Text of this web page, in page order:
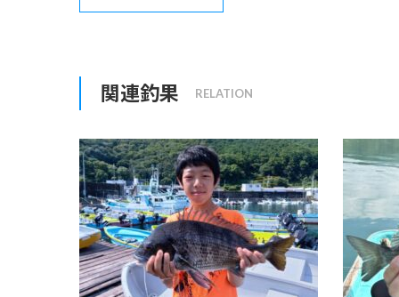
関連釣果